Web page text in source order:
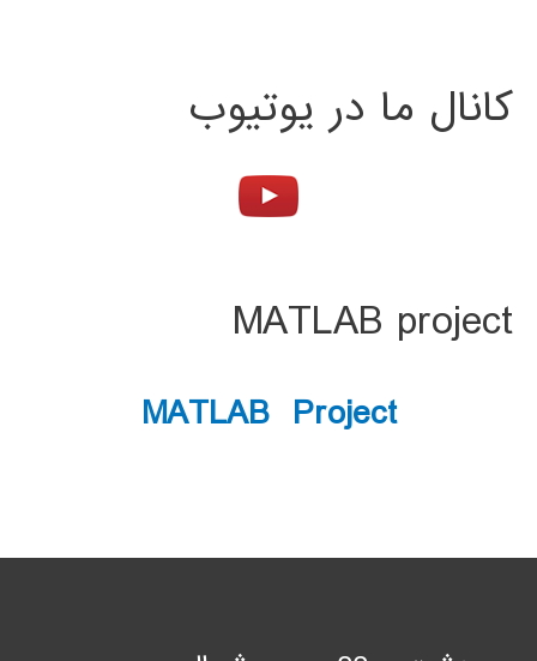
کانال ما در یوتیوب
MATLAB project
MATLAB Project